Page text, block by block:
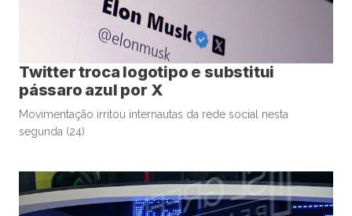
Twitter troca logotipo e substitui
pássaro azul por X
Movimentação irritou internautas da rede social nesta
segunda (24)